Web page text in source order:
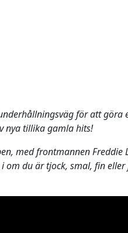
för att
nya tillika gamla hits!
med frontmannen Freddie
i om du är tjock, smal, fin